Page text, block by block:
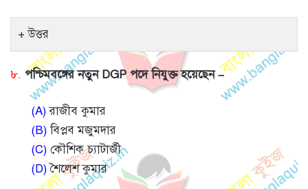
উত্তর
৮. পশ্চিমবঙ্গের নতুন DGP পদে নিযুক্ত হয়েছেন –
(A)রাজীব কুমার
(B)বিপ্লব মজুমদার
(C) কৌশিক চ্যাটার্জী
(D)শৈলেশ কুমার